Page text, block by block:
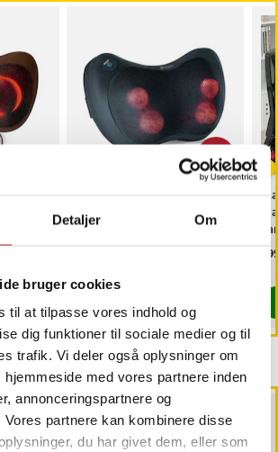
Detaljer Om
bruger cookies
til at tilpasse vores indhold og
dig funktioner til sociale medier og til
trafik. Vi deler også oplysninger om
hjemmeside med vores partnere inden
annonceringspartnere og
Vores partnere kan kombinere disse
du har givet dem, eller som
20%
med infrarød varme og
shiatsu-funktion - 24W
Køb